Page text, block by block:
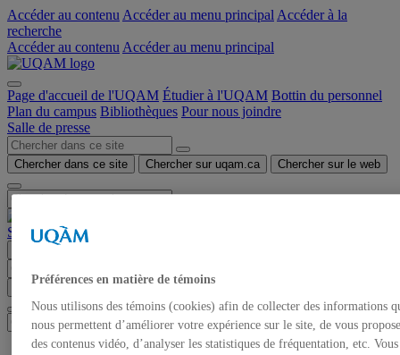
Accéder au contenu Accéder au menu principal Accéder à la
recherche
Accéder au contenu Accéder au menu principal
Page d'accueil de l'UQAM Étudier à l'UQAM Bottin du personnel
Plan du campus Bibliothèques Pour nous joindre
Salle de presse
Chercher dans ce site Chercher sur uqam.ca Chercher sur le web
Salle de presse
Chercher dans ce site Chercher sur uqam.ca
Préférences en matière de témoins
Nous utilisons des témoins (cookies) afin de collecter des informations
nous permettent d’améliorer votre expérience sur le site, de vous
des contenus vidéo, d’analyser les statistiques de fréquentation, etc. Vous